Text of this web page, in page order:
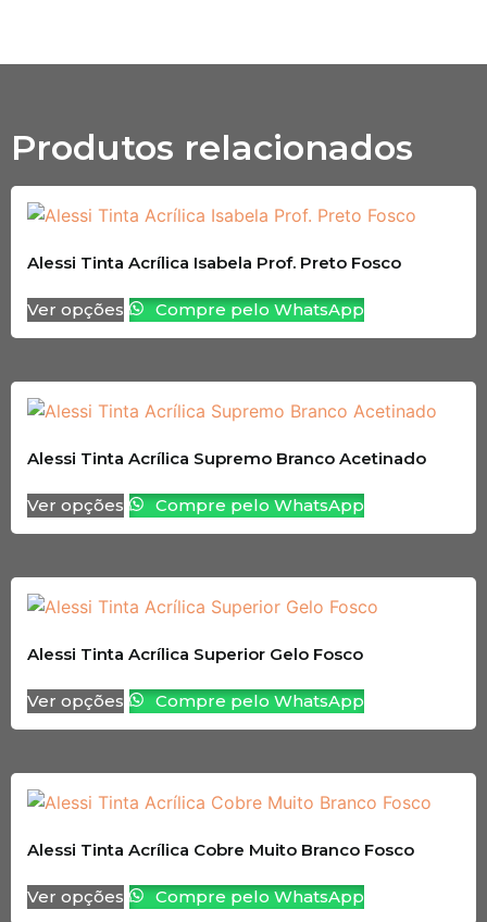
Produtos relacionados
Alessi Tinta Acrílica Isabela Prof. Preto Fosco
Ver opções Compre pelo WhatsApp
Alessi Tinta Acrílica Supremo Branco Acetinado
Ver opções Compre pelo WhatsApp
Alessi Tinta Acrílica Superior Gelo Fosco
Ver opções Compre pelo WhatsApp
Alessi Tinta Acrílica Cobre Muito Branco Fosco
Ver opções Compre pelo WhatsApp